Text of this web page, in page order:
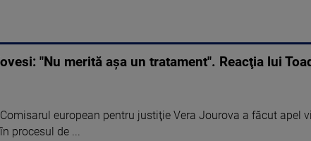
"Nu merită aşa un tratament". Reacţia lui
Comisarul european pentru justiţie Vera Jourova a făcut apel
în procesul de ...